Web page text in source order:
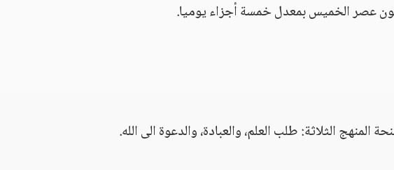
عصر الخميس بمعدل خمسة أجزاء يوميا.
الثلاثة: طلب العلم، والعبادة، والدعوة الى الله.